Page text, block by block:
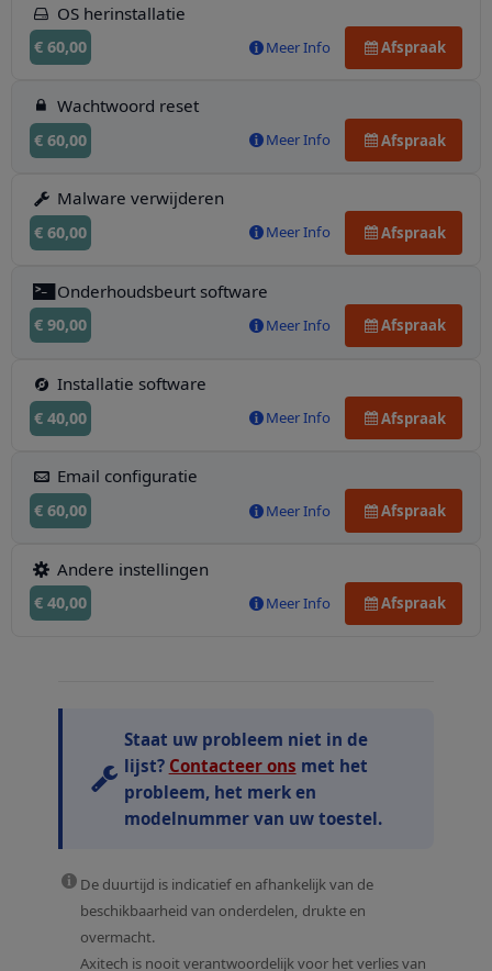
OS herinstallatie
€ 60,00 Meer Info Afspraak
Wachtwoord reset
€ 60,00 Meer Info Afspraak
Malware verwijderen
€ 60,00 Meer Info Afspraak
Onderhoudsbeurt software
€ 90,00 Meer Info Afspraak
Installatie software
€ 40,00 Meer Info Afspraak
Email configuratie
€ 60,00 Meer Info Afspraak
Andere instellingen
€ 40,00 Meer Info Afspraak
Staat uw probleem niet in de
lijst? Contacteer ons met het
probleem, het merk en
modelnummer van uw toestel.
De duurtijd is indicatief en afhankelijk van de
beschikbaarheid van onderdelen, drukte en
overmacht.
Axitech is nooit verantwoordelijk voor het verlies van